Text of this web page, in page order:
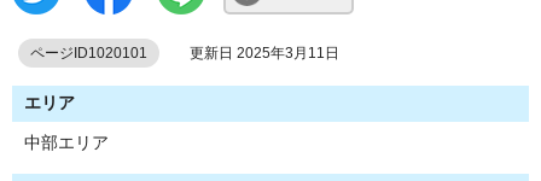
ページID1020101 更新日 2025年3月11日
エリア
中部エリア